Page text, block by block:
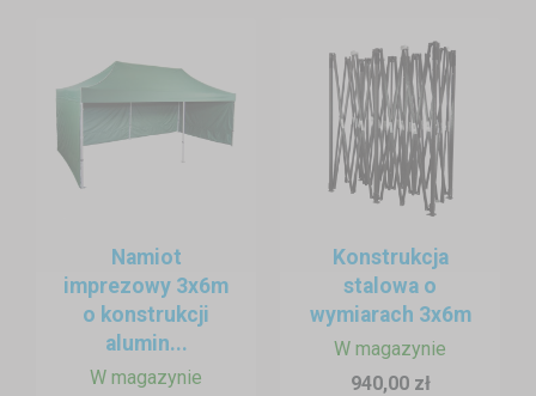
Namiot
imprezowy 3x6m
o konstrukcji
alumin...
W magazynie
Konstrukcja
stalowa o
wymiarach 3x6m
W magazynie
940,00 zł